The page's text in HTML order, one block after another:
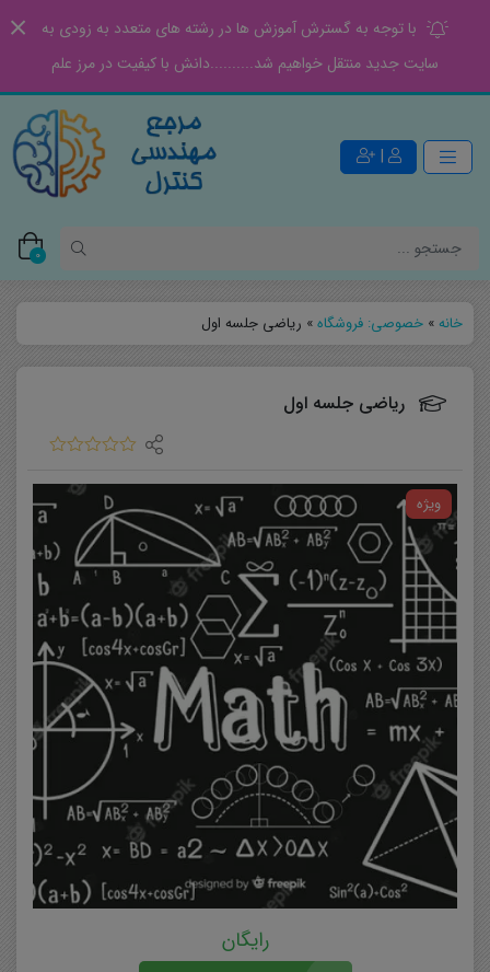
با توجه به گسترش آموزش ها در رشته های متعدد به زودی به
سایت جدید منتقل خواهیم شد..........دانش با کیفیت در مرز علم
|
0
خانه» خصوصی: فروشگاه» ریاضی جلسه اول
ریاضی جلسه اول
ویژه
رایگان